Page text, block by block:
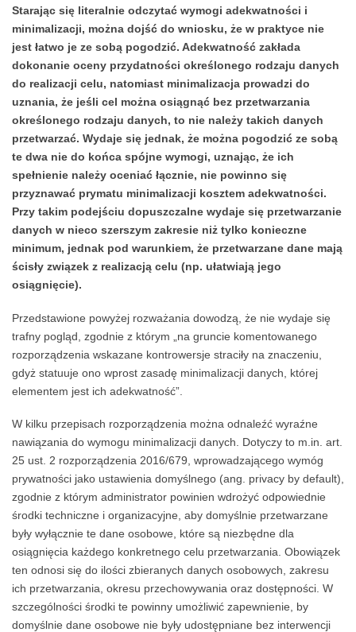
Starając się literalnie odczytać wymogi adekwatności i
minimalizacji, można dojść do wniosku, że w praktyce nie
jest łatwo je ze sobą pogodzić. Adekwatność zakłada
dokonanie oceny przydatności określonego rodzaju danych
do realizacji celu, natomiast minimalizacja prowadzi do
uznania, że jeśli cel można osiągnąć bez przetwarzania
określonego rodzaju danych, to nie należy takich danych
przetwarzać. Wydaje się jednak, że można pogodzić ze sobą
te dwa nie do końca spójne wymogi, uznając, że ich
spełnienie należy oceniać łącznie, nie powinno się
przyznawać prymatu minimalizacji kosztem adekwatności.
Przy takim podejściu dopuszczalne wydaje się przetwarzanie
danych w nieco szerszym zakresie niż tylko konieczne
minimum, jednak pod warunkiem, że przetwarzane dane mają
ścisły związek z realizacją celu (np. ułatwiają jego
osiągnięcie).
Przedstawione powyżej rozważania dowodzą, że nie wydaje się
trafny pogląd, zgodnie z którym „na gruncie komentowanego
rozporządzenia wskazane kontrowersje straciły na znaczeniu,
gdyż statuuje ono wprost zasadę minimalizacji danych, której
elementem jest ich adekwatność”.
W kilku przepisach rozporządzenia można odnaleźć wyraźne
nawiązania do wymogu minimalizacji danych. Dotyczy to m.in. art.
25 ust. 2 rozporządzenia 2016/679, wprowadzającego wymóg
prywatności jako ustawienia domyślnego (ang. privacy by default),
zgodnie z którym administrator powinien wdrożyć odpowiednie
środki techniczne i organizacyjne, aby domyślnie przetwarzane
były wyłącznie te dane osobowe, które są niezbędne dla
osiągnięcia każdego konkretnego celu przetwarzania. Obowiązek
ten odnosi się do ilości zbieranych danych osobowych, zakresu
ich przetwarzania, okresu przechowywania oraz dostępności. W
szczególności środki te powinny umożliwić zapewnienie, by
domyślnie dane osobowe nie były udostępniane bez interwencji